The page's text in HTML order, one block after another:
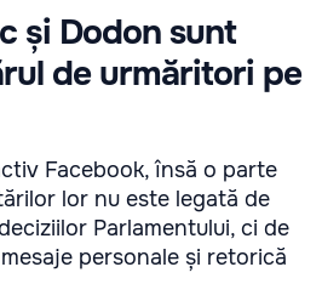
și Dodon sunt
de urmăritori pe
Facebook, însă o parte
lor nu este legată de
Parlamentului, ci de
personale și retorică